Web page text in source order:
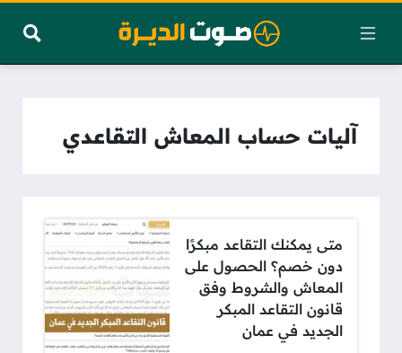
آليات حساب المعاش التقاعدي
متى يمكنك التقاعد مبكرًا
دون خصم؟ الحصول على
المعاش والشروط وفق
قانون التقاعد المبكر
الجديد في عمان